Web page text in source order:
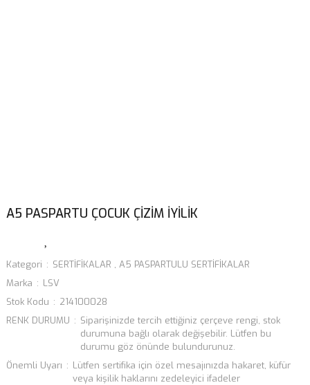
A5 PASPARTU ÇOCUK ÇİZİM İYİLİK
Kategori SERTİFİKALAR , A5 PASPARTULU SERTİFİKALAR
Marka
LSV
Stok Kodu
214100028
RENK DURUMU
Siparişinizde tercih ettiğiniz çerçeve rengi, stok
durumuna bağlı olarak değişebilir. Lütfen bu
durumu göz önünde bulundurunuz.
Önemli Uyarı
Lütfen sertifika için özel mesajınızda hakaret, küfür
veya kişilik haklarını zedeleyici ifadeler